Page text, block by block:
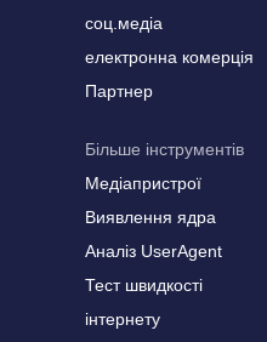
соц.медіа
електронна комерція
Партнер
Більше інструментів
Медіапристрої
Виявлення ядра
Аналіз UserAgent
Тест швидкості
інтернету